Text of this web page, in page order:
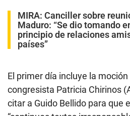
MIRA: Canciller sobre
Maduro: “Se dio tomando
principio de relaciones
países”
El primer día incluye la
congresista Patricia Chirinos
citar a Guido Bellido para que